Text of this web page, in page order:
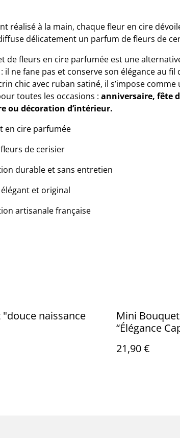
réalisé à la main, chaque fleur en cire
délicatement un parfum de fleurs de
de fleurs en cire parfumée est une
il ne fane pas et conserve son élégance au fil
chic avec ruban satiné, il s’impose comme
toutes les occasions : anniversaire, fête
ou décoration d’intérieur.
en cire parfumée
de cerisier
durable et sans entretien
et original
artisanale française
naissance
Mini
“Élégance
21,90 €